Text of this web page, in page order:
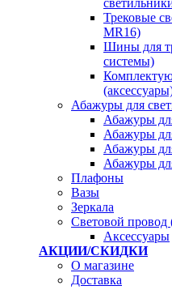
Трековые
MR16)
Шины для
системы)
Абажуры для
Абажуры
Абажуры
Абажуры
Абажуры
Плафоны
Вазы
Зеркала
Световой
Аксессуары
АКЦИИ/СКИДКИ
О магазине
Доставка